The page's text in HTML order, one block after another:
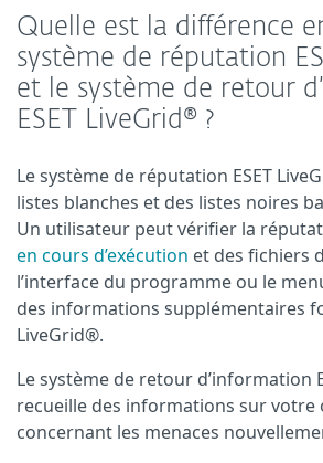
Quelle est la différence
système de réputation
et le système de retour
ESET LiveGrid® ?
Le système de réputation ESET
listes blanches et des listes noires
Un utilisateur peut vérifier la
en cours d’exécution et des fichiers
l’interface du programme ou le
des informations supplémentaires
LiveGrid®.
Le système de retour d’information
recueille des informations sur
concernant les menaces